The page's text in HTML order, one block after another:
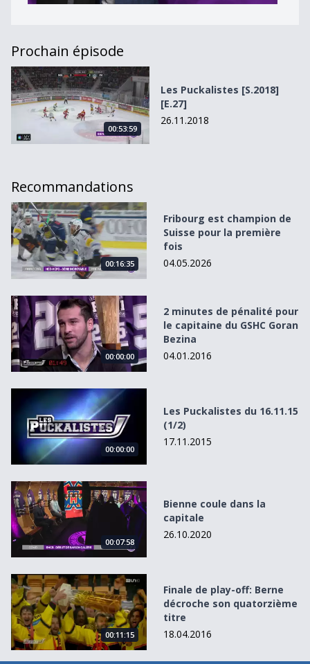
Prochain épisode
Les Puckalistes [S.2018][E.27]
00:53:59
Les Puckalistes [S.2018]
[E.27]
26.11.2018
Recommandations
Fribourg est champion de Suisse pour la première fois
00:16:35
Fribourg est champion de
Suisse pour la première
fois
04.05.2026
2 minutes de pénalité pour le capitaine du GSHC Goran
00:00:00
2 minutes de pénalité pour
le capitaine du GSHC Goran
Bezina
04.01.2016
Les Puckalistes du 16.11.15 (1/2)
00:00:00
Les Puckalistes du 16.11.15
(1/2)
17.11.2015
Bienne coule dans la capitale
00:07:58
Bienne coule dans la
capitale
26.10.2020
Finale de play-off: Berne décroche son quatorzième titre
00:11:15
Finale de play-off: Berne
décroche son quatorzième
titre
18.04.2016